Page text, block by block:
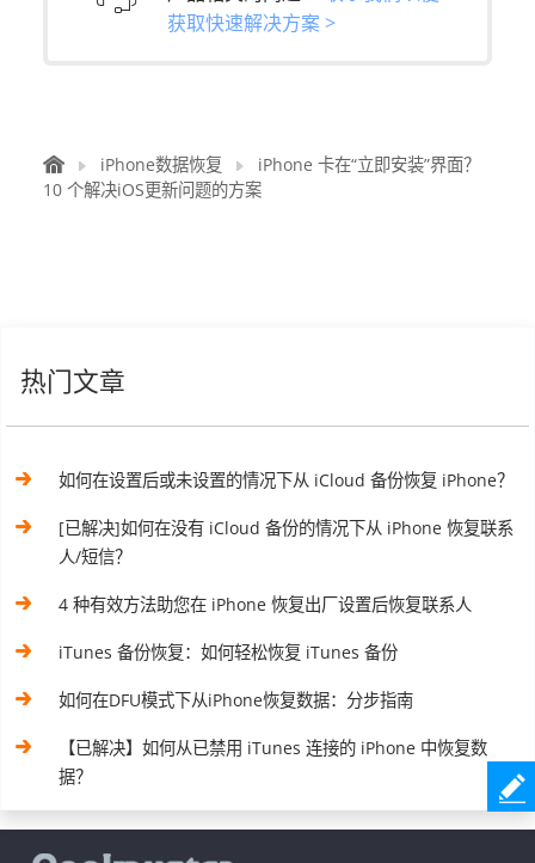
获取快速解决方案 >
iPhone数据恢复
iPhone 卡在“立即安装”界面？
10 个解决iOS更新问题的方案
热门文章
如何在设置后或未设置的情况下从 iCloud 备份恢复 iPhone？
[已解决]如何在没有 iCloud 备份的情况下从 iPhone 恢复联系
人/短信？
4 种有效方法助您在 iPhone 恢复出厂设置后恢复联系人
iTunes 备份恢复：如何轻松恢复 iTunes 备份
如何在DFU模式下从iPhone恢复数据：分步指南
【已解决】如何从已禁用 iTunes 连接的 iPhone 中恢复数
据？